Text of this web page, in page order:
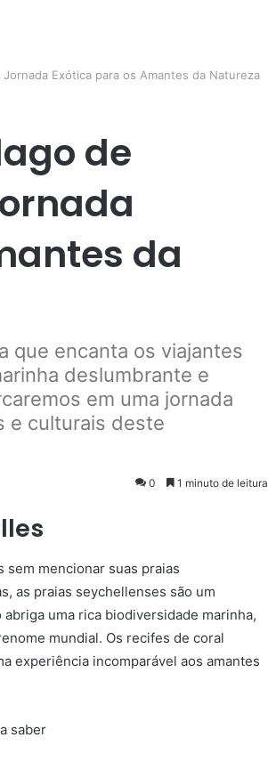
Exótica para os Amantes da Natureza
de
da
que encanta os viajantes
deslumbrante e
em uma jornada
e culturais deste
0 1 minuto de leitura
mencionar suas praias
as praias seychellenses são um
uma rica biodiversidade marinha,
mundial. Os recifes de coral
experiência incomparável aos amantes